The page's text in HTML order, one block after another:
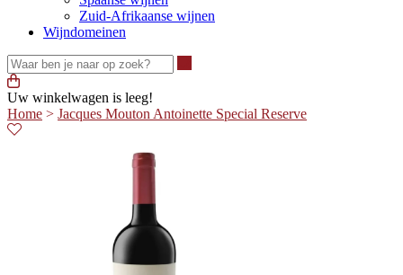
Zuid-Afrikaanse wijnen
Wijndomeinen
Uw winkelwagen is leeg!
Home > Jacques Mouton Antoinette Special Reserve